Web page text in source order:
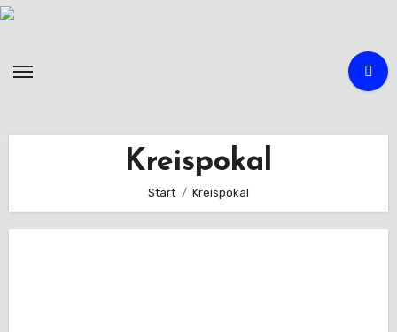
Zum
Kreispokal
Start Kreispokal